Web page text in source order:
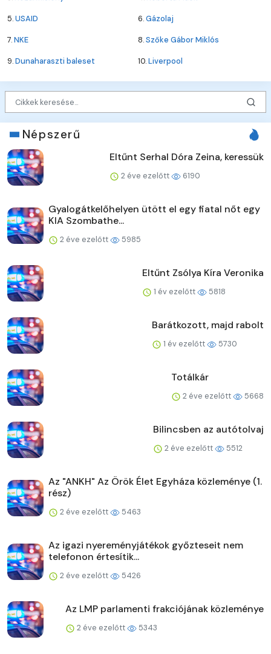
5.USAID 6.Gázolaj
7.NKE 8.Szőke Gábor Miklós
9.Dunaharaszti baleset 10.Liverpool
Népszerű
Eltűnt Serhal Dóra Zeina, keressük
2 éve ezelőtt 6190
Gyalogátkelőhelyen ütött el egy fiatal nőt egy
KIA Szombathe...
2 éve ezelőtt 5985
Eltűnt Zsólya Kíra Veronika
1 év ezelőtt 5818
Barátkozott, majd rabolt
1 év ezelőtt 5730
Totálkár
2 éve ezelőtt 5668
Bilincsben az autótolvaj
2 éve ezelőtt 5512
Az "ANKH" Az Örök Élet Egyháza közleménye (1.
rész)
2 éve ezelőtt 5463
Az igazi nyereményjátékok győzteseit nem
telefonon értesítik...
2 éve ezelőtt 5426
Az LMP parlamenti frakciójának közleménye
2 éve ezelőtt 5343